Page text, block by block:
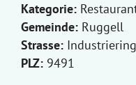
Kategorie:
Gemeinde: Ruggell
Strasse:
PLZ: 9491